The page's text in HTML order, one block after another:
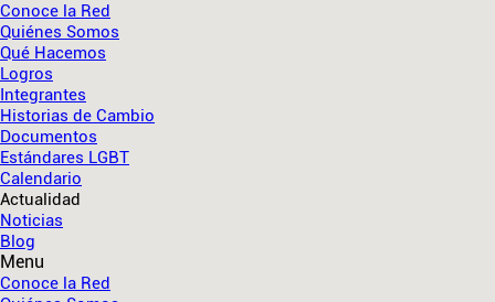
Conoce la Red
Quiénes Somos
Qué Hacemos
Logros
Integrantes
Historias de Cambio
Documentos
Estándares LGBT
Calendario
Actualidad
Noticias
Blog
Menu
Conoce la Red